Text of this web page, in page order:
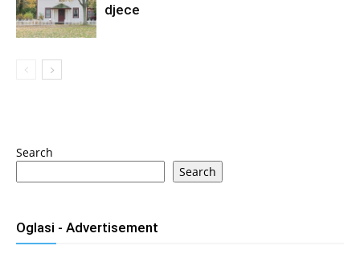
djece
Search
Search
Oglasi - Advertisement